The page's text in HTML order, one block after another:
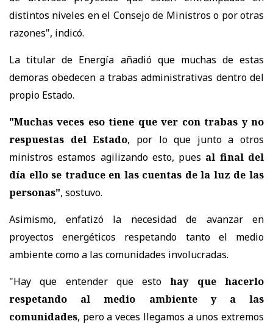
distintos niveles en el Consejo de Ministros o por otras
razones", indicó.
La titular de Energía añadió que muchas de estas
demoras obedecen a trabas administrativas dentro del
propio Estado.
"Muchas veces eso tiene que ver con trabas y no
respuestas del Estado, por lo que junto a otros
ministros estamos agilizando esto, pues al final del
día ello se traduce en las cuentas de la luz de las
personas", sostuvo.
Asimismo, enfatizó la necesidad de avanzar en
proyectos energéticos respetando tanto el medio
ambiente como a las comunidades involucradas.
"Hay que entender que estohay que hacerlo
respetando al medio ambiente y a las
comunidades, pero a veces llegamos a unos extremos